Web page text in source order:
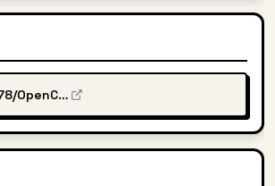
1186258278/OpenCodeChineseTranslation